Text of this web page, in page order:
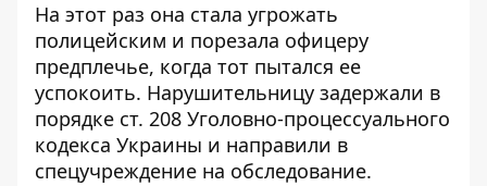
На этот раз она стала угрожать
полицейским и порезала офицеру
предплечье, когда тот пытался ее
успокоить. Нарушительницу задержали в
порядке ст. 208 Уголовно-процессуального
кодекса Украины и направили в
спецучреждение на обследование.